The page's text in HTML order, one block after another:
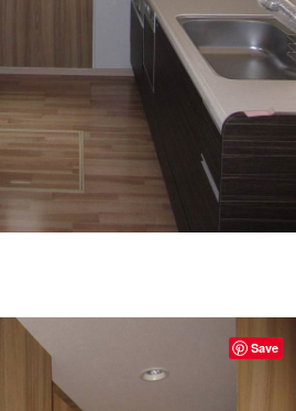
Save